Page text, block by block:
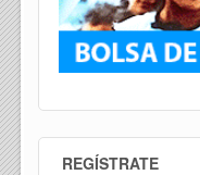
REGÍSTRATE